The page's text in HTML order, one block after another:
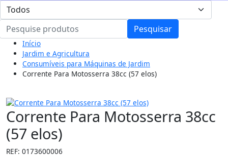
Pesquisar
Início
Jardim e Agricultura
Consumíveis para Máquinas de Jardim
Corrente Para Motosserra 38cc (57 elos)
Corrente Para Motosserra 38cc
(57 elos)
REF: 0173600006